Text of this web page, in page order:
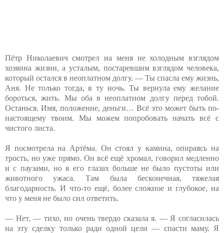
Пётр Николаевич смотрел на меня не холодным взглядом
хозяина жизни, а усталым, постаревшим взглядом человека,
который остался в неоплатном долгу. — Ты спасла ему жизнь,
Аня. Не только тогда, в ту ночь. Ты вернула ему желание
бороться, жить. Мы оба в неоплатном долгу перед тобой.
Останься. Имя, положение, деньги… Всё это может быть по-
настоящему твоим. Мы можем попробовать начать всё с
чистого листа.
Я посмотрела на Артёма. Он стоял у камина, опираясь на
трость, но уже прямо. Он всё ещё хромал, говорил медленно
и с паузами, но в его глазах больше не было пустоты или
животного ужаса. Там была бесконечная, тяжелая
благодарность. И что-то ещё, более сложное и глубокое, на
что у меня не было сил ответить.
— Нет, — тихо, но очень твердо сказала я. — Я согласилась
на эту сделку только ради одной цели — спасти маму. Я